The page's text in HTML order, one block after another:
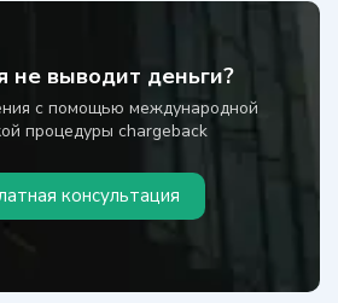
не выводит деньги?
с помощью международной
процедуры chargeback
консультация